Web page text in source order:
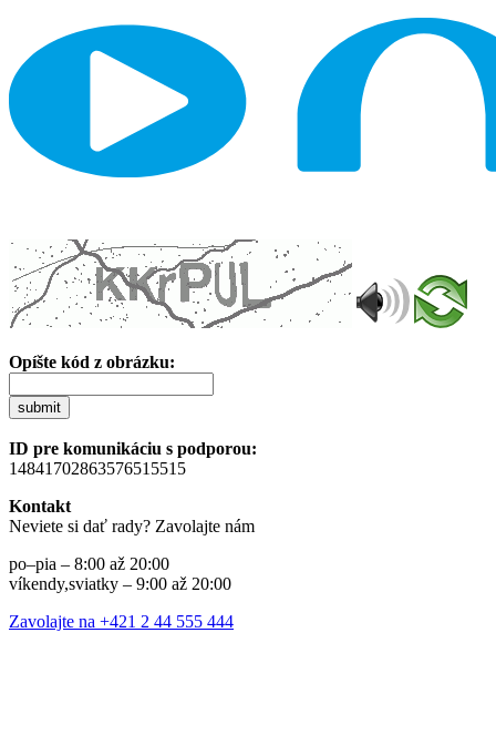
Opíšte kód z obrázku:
submit
ID pre komunikáciu s podporou:
14841702863576515515
Kontakt
Neviete si dať rady? Zavolajte nám
po–pia – 8:00 až 20:00
víkendy,sviatky – 9:00 až 20:00
Zavolajte na +421 2 44 555 444